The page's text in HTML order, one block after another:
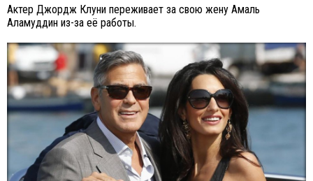
Актер Джордж Клуни переживает за свою жену Амаль
Аламуддин из-за её работы.